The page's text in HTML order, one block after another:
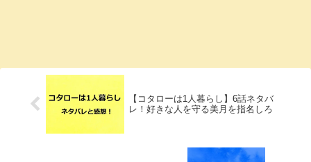
【コタローは1人暮らし】6話ネタバ
レ！好きな人を守る美月を指名しろ